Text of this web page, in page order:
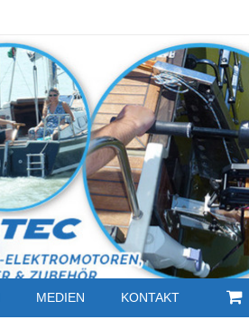
MEDIEN KONTAKT